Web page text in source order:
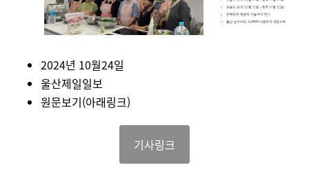
2024년 10월24일
울산제일일보
원문보기(아래링크)
기사링크